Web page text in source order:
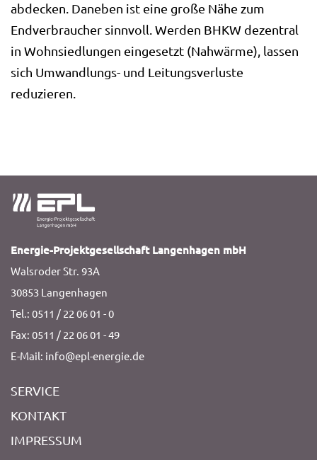
abdecken. Daneben ist eine große Nähe zum
Endverbraucher sinnvoll. Werden BHKW dezentral
in Wohnsiedlungen eingesetzt (Nahwärme), lassen
sich Umwandlungs- und Leitungsverluste
reduzieren.
Energie-Projektgesellschaft Langenhagen mbH
Walsroder Str. 93A
30853 Langenhagen
Tel.: 0511 / 22 06 01 - 0
Fax: 0511 / 22 06 01 - 49
E-Mail: info@epl-energie.de
SERVICE
KONTAKT
IMPRESSUM